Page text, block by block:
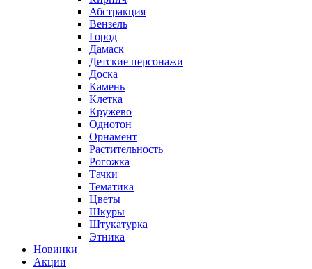
Абстракция
Вензель
Город
Дамаск
Детские персонажи
Доска
Камень
Клетка
Кружево
Однотон
Орнамент
Растительность
Рогожка
Тачки
Тематика
Цветы
Шкуры
Штукатурка
Этника
Новинки
Акции